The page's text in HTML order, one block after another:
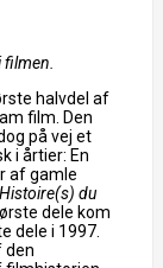
halvdel af
film. Den
på vej et
i årtier: En
af gamle
Histoire(s) du
dele kom
dele i 1997.
den